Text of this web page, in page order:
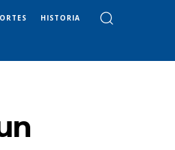
HISTORIA